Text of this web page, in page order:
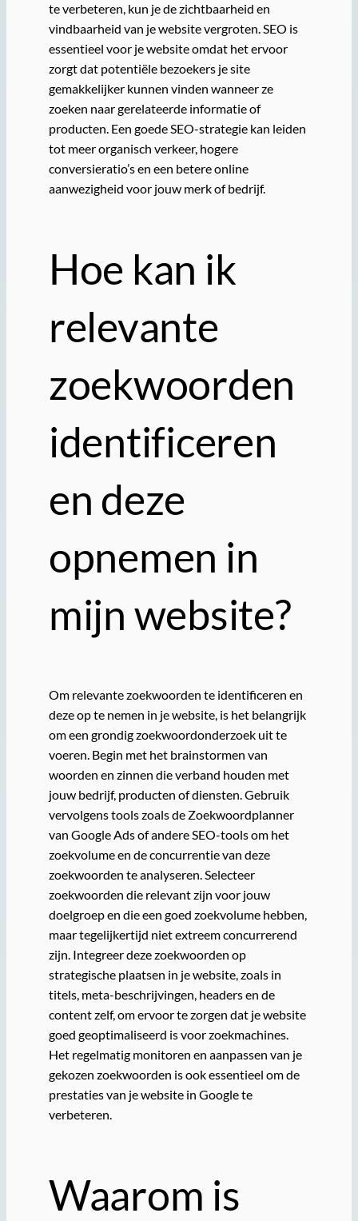
te verbeteren, kun je de zichtbaarheid en
vindbaarheid van je website vergroten. SEO is
essentieel voor je website omdat het ervoor
zorgt dat potentiële bezoekers je site
gemakkelijker kunnen vinden wanneer ze
zoeken naar gerelateerde informatie of
producten. Een goede SEO-strategie kan leiden
tot meer organisch verkeer, hogere
conversieratio’s en een betere online
aanwezigheid voor jouw merk of bedrijf.
Hoe kan ik
relevante
zoekwoorden
identificeren
en deze
opnemen in
mijn website?
Om relevante zoekwoorden te identificeren en
deze op te nemen in je website, is het belangrijk
om een grondig zoekwoordonderzoek uit te
voeren. Begin met het brainstormen van
woorden en zinnen die verband houden met
jouw bedrijf, producten of diensten. Gebruik
vervolgens tools zoals de Zoekwoordplanner
van Google Ads of andere SEO-tools om het
zoekvolume en de concurrentie van deze
zoekwoorden te analyseren. Selecteer
zoekwoorden die relevant zijn voor jouw
doelgroep en die een goed zoekvolume hebben,
maar tegelijkertijd niet extreem concurrerend
zijn. Integreer deze zoekwoorden op
strategische plaatsen in je website, zoals in
titels, meta-beschrijvingen, headers en de
content zelf, om ervoor te zorgen dat je website
goed geoptimaliseerd is voor zoekmachines.
Het regelmatig monitoren en aanpassen van je
gekozen zoekwoorden is ook essentieel om de
prestaties van je website in Google te
verbeteren.
Waarom is